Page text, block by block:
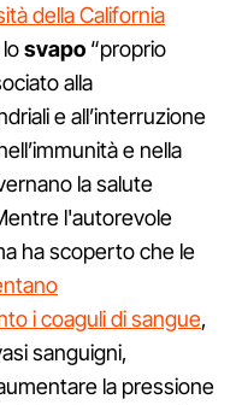
della California
svapo “proprio
alla
e all’interruzione
e nella
la salute
l'autorevole
ha scoperto che le
i coaguli di sangue,
sanguigni,
la pressione